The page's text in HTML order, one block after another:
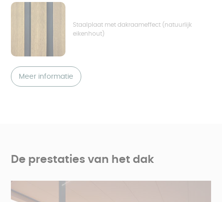
Staalplaat met dakraameffect (natuurlijk
eikenhout)
Meer informatie
De prestaties van het dak